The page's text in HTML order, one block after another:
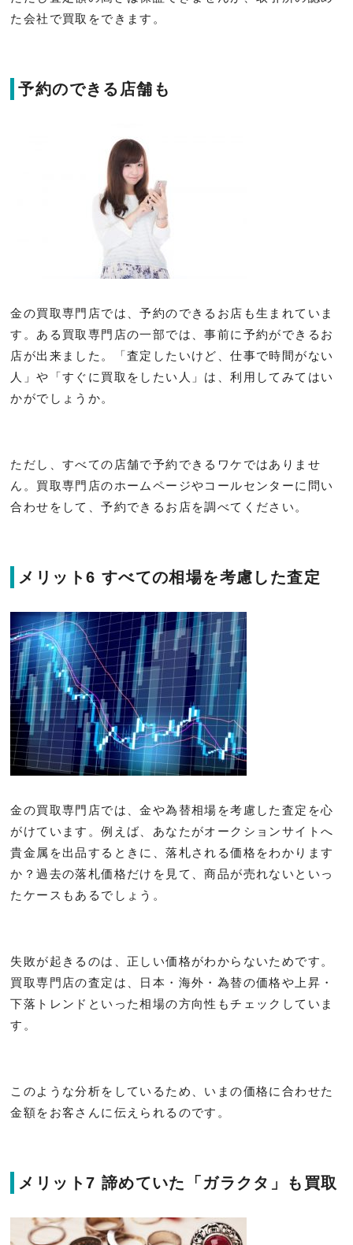
た会社で買取をできます。
予約のできる店舗も
金の買取専門店では、予約のできるお店も生まれていま
す。ある買取専門店の一部では、事前に予約ができるお
店が出来ました。「査定したいけど、仕事で時間がない
人」や「すぐに買取をしたい人」は、利用してみてはい
かがでしょうか。
ただし、すべての店舗で予約できるワケではありませ
ん。買取専門店のホームページやコールセンターに問い
合わせをして、予約できるお店を調べてください。
メリット6 すべての相場を考慮した査定
金の買取専門店では、金や為替相場を考慮した査定を心
がけています。例えば、あなたがオークションサイトへ
貴金属を出品するときに、落札される価格をわかります
か？過去の落札価格だけを見て、商品が売れないといっ
たケースもあるでしょう。
失敗が起きるのは、正しい価格がわからないためです。
買取専門店の査定は、日本・海外・為替の価格や上昇・
下落トレンドといった相場の方向性もチェックしていま
す。
このような分析をしているため、いまの価格に合わせた
金額をお客さんに伝えられるのです。
メリット7 諦めていた「ガラクタ」も買取